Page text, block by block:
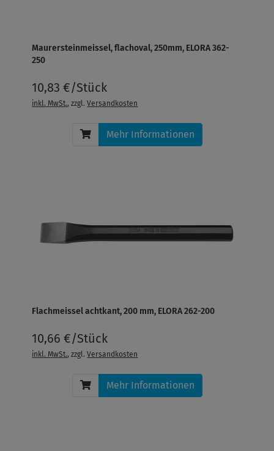
Maurersteinmeissel, flachoval, 250mm, ELORA 362-
250
10,83 €/Stück
inkl. MwSt., zzgl.Versandkosten
Mehr Informationen
Flachmeissel achtkant, 200 mm, ELORA 262-200
10,66 €/Stück
inkl. MwSt., zzgl.Versandkosten
Mehr Informationen